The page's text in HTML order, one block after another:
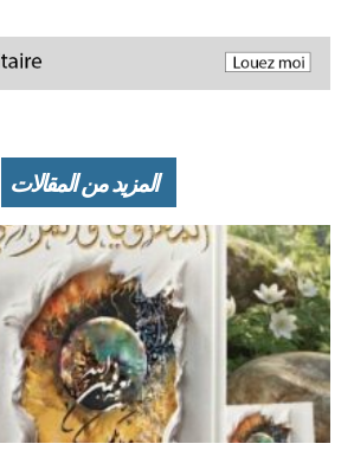
المزيد من المقالات